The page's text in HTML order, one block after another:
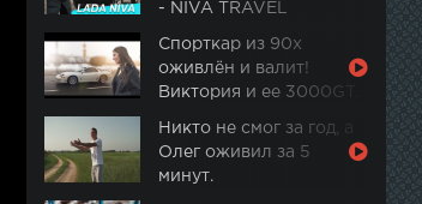
- NIVA TRAVEL
Спорткар из 90х
оживлён и валит!
Виктория и ее 3000GT.
Никто не смог за год, а
Олег оживил за 5
минут.